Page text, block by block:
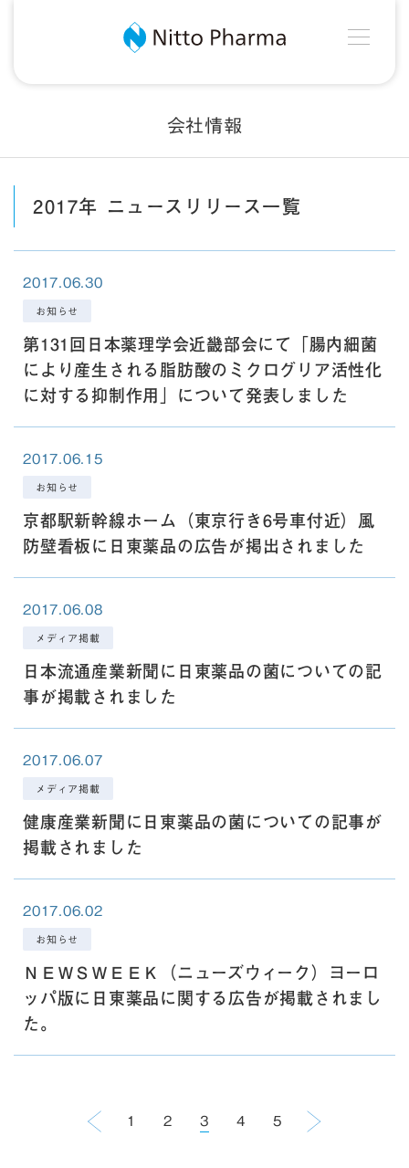
Nitto Pharma
会社情報
2017年 ニュースリリース一覧
2017.06.30
お知らせ
第131回日本薬理学会近畿部会にて「腸内細菌
により産生される脂肪酸のミクログリア活性化
に対する抑制作用」について発表しました
2017.06.15
お知らせ
京都駅新幹線ホーム（東京行き6号車付近）風
防壁看板に日東薬品の広告が掲出されました
2017.06.08
メディア掲載
日本流通産業新聞に日東薬品の菌についての記
事が掲載されました
2017.06.07
メディア掲載
健康産業新聞に日東薬品の菌についての記事が
掲載されました
2017.06.02
お知らせ
ＮＥＷＳＷＥＥＫ（ニューズウィーク）ヨーロ
ッパ版に日東薬品に関する広告が掲載されまし
た。
« 前へ
1 2 3 4 5